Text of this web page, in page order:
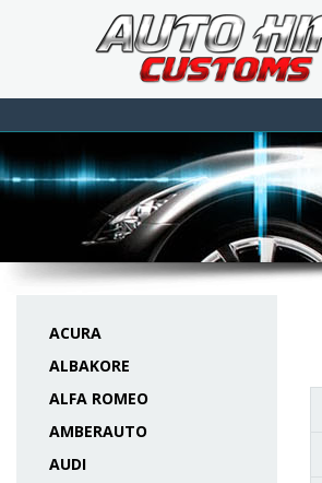
ACURA
ALBAKORE
ALFA ROMEO
AMBERAUTO
AUDI